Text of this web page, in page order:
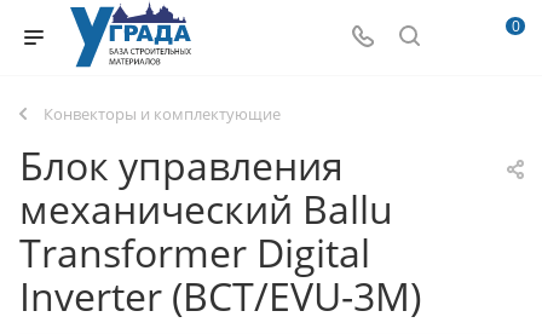
0
Конвекторы и комплектующие
Блок управления
механический Ballu
Transformer Digital
Inverter (BCT/EVU-3M)